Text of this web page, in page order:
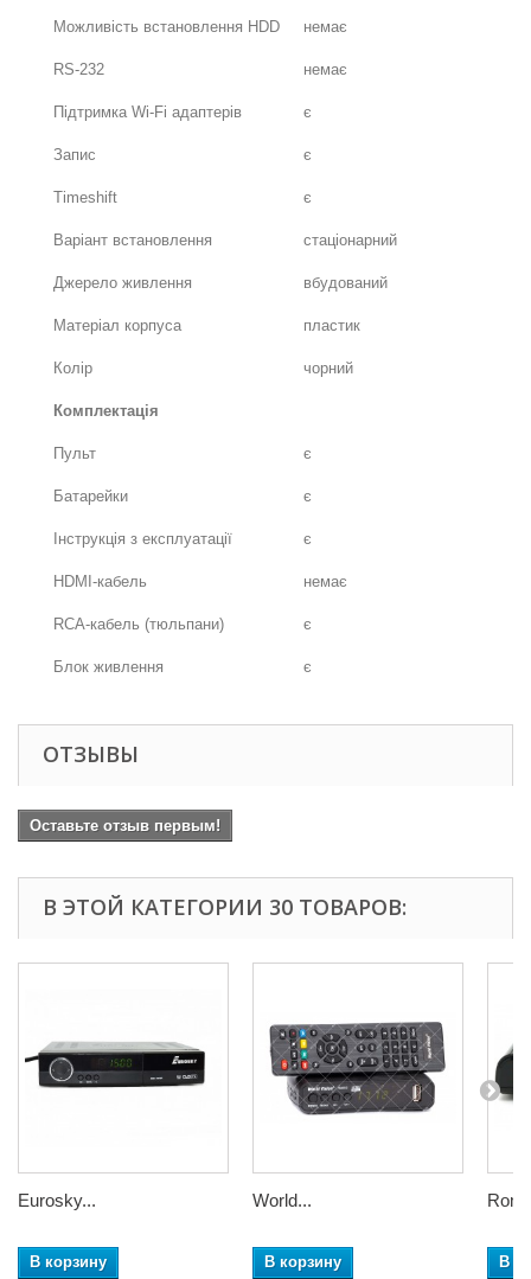
Можливість встановлення HDD немає
RS-232 немає
Підтримка Wi-Fi адаптерів є
Запис є
Timeshift є
Варіант встановлення стаціонарний
Джерело живлення вбудований
Матеріал корпуса пластик
Колір чорний
Комплектація
Пульт є
Батарейки є
Інструкція з експлуатації є
HDMI-кабель немає
RCA-кабель (тюльпани) є
Блок живлення є
ОТЗЫВЫ
Оставьте отзыв первым!
В ЭТОЙ КАТЕГОРИИ 30 ТОВАРОВ:
Eurosky...
В корзину
World...
В корзину В